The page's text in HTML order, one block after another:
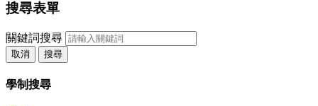
搜尋表單
關鍵詞搜尋
取消 搜尋
學制搜尋